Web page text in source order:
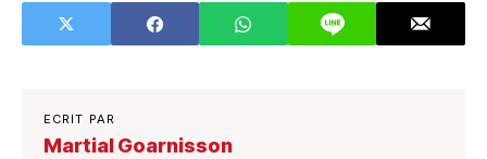
Brest veulent
ECRIT PAR
Martial Goarnisson